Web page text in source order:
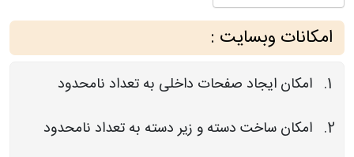
امکانات وبسایت :
امکان ایجاد صفحات داخلی به تعداد نامحدود
امکان ساخت دسته و زیر دسته به تعداد نامحدود